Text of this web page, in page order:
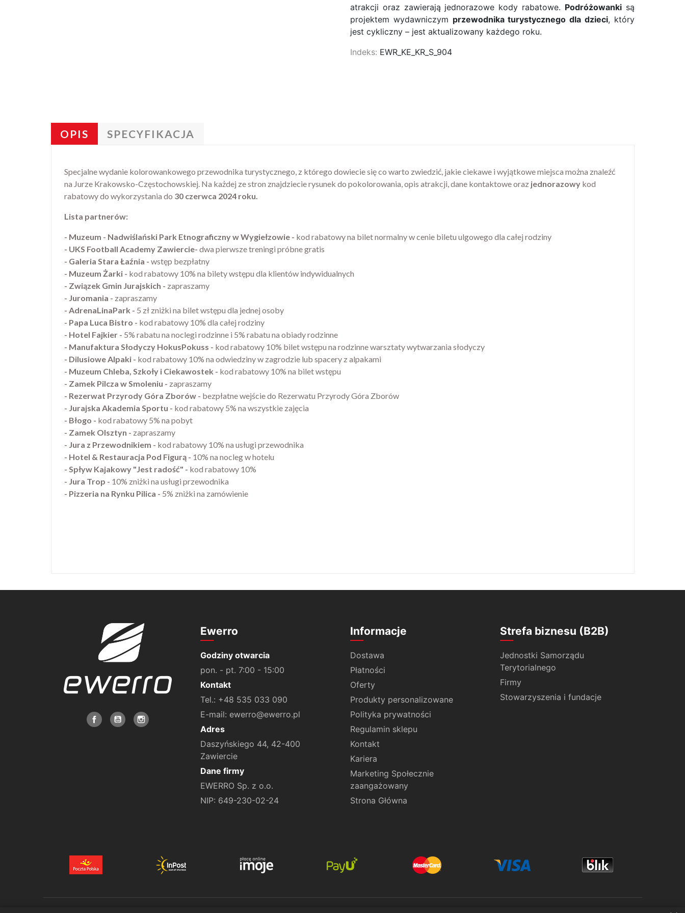
atrakcji oraz zawierają jednorazowe kody rabatowe. Podróżowankisą
projektem wydawniczym przewodnika turystycznego dla dzieci, który
jest cykliczny – jest aktualizowany każdego roku.
Indeks: EWR_KE_KR_S_904
OPIS SPECYFIKACJA
Specjalne wydanie kolorowankowego przewodnika turystycznego, z którego dowiecie się co warto zwiedzić, jakie ciekawe i wyjątkowe miejsca można znaleźć
na Jurze Krakowsko-Częstochowskiej. Na każdej ze stron znajdziecie rysunek do pokolorowania, opis atrakcji, dane kontaktowe oraz jednorazowykod
rabatowy do wykorzystania do 30 czerwca 2024 roku.
Lista partnerów:
- Muzeum - Nadwiślański Park Etnograficzny w Wygiełzowie - kod rabatowy na bilet normalny w cenie biletu ulgowego dla całej rodziny
- UKS Football Academy Zawiercie- dwa pierwsze treningi próbne gratis
- Galeria Stara Łaźnia - wstęp bezpłatny
- Muzeum Żarki - kod rabatowy 10% na bilety wstępu dla klientów indywidualnych
- Związek Gmin Jurajskich - zapraszamy
- Juromania - zapraszamy
- AdrenaLinaPark - 5 zł zniżki na bilet wstępu dla jednej osoby
- Papa Luca Bistro - kod rabatowy 10% dla całej rodziny
- Hotel Fajkier - 5% rabatu na noclegi rodzinne i 5% rabatu na obiady rodzinne
- Manufaktura Słodyczy HokusPokuss - kod rabatowy 10% bilet wstępu na rodzinne warsztaty wytwarzania słodyczy
- Dilusiowe Alpaki - kod rabatowy 10% na odwiedziny w zagrodzie lub spacery z alpakami
- Muzeum Chleba, Szkoły i Ciekawostek - kod rabatowy 10% na bilet wstępu
- Zamek Pilcza w Smoleniu - zapraszamy
- Rezerwat Przyrody Góra Zborów - bezpłatne wejście do Rezerwatu Przyrody Góra Zborów
- Jurajska Akademia Sportu - kod rabatowy 5% na wszystkie zajęcia
- Błogo - kod rabatowy 5% na pobyt
- Zamek Olsztyn - zapraszamy
- Jura z Przewodnikiem - kod rabatowy 10% na usługi przewodnika
- Hotel & Restauracja Pod Figurą- 10% na nocleg w hotelu
- Spływ Kajakowy "Jest radość" - kod rabatowy 10%
- Jura Trop - 10% zniżki na usługi przewodnika
- Pizzeria na Rynku Pilica - 5% zniżki na zamówienie
Ewerro
Godziny otwarcia
pon. - pt. 7:00 - 15:00
Kontakt
Tel.: +48 535 033 090
E-mail: ewerro@ewerro.pl
Adres
Daszyńskiego 44, 42-400
Zawiercie
Dane firmy
EWERRO Sp. z o.o.
NIP: 649-230-02-24
Informacje
Dostawa
Płatności
Oferty
Produkty personalizowane
Polityka prywatności
Regulamin sklepu
Kontakt
Kariera
Marketing Społecznie
zaangażowany
Strona Główna
Strefa biznesu (B2B)
Jednostki Samorządu
Terytorialnego
Firmy
Stowarzyszenia i fundacje